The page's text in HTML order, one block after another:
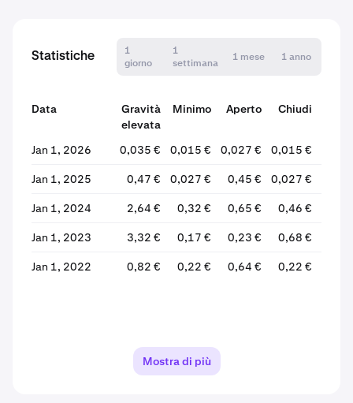
Statistiche
1
giorno
1
settimana
1 mese 1 anno
Data
Gravità
elevata
Minimo Aperto
Chiudi
Jan 1, 2026
0,035 € 0,015 € 0,027 € 0,015 €
Jan 1, 2025 0,47 € 0,027 € 0,45 € 0,027 €
Jan 1, 2024 2,64 € 0,32 € 0,65 € 0,46 €
Jan 1, 2023 3,32 € 0,17 € 0,23 € 0,68 €
Jan 1, 2022 0,82 € 0,22 € 0,64 € 0,22 €
Mostra di più